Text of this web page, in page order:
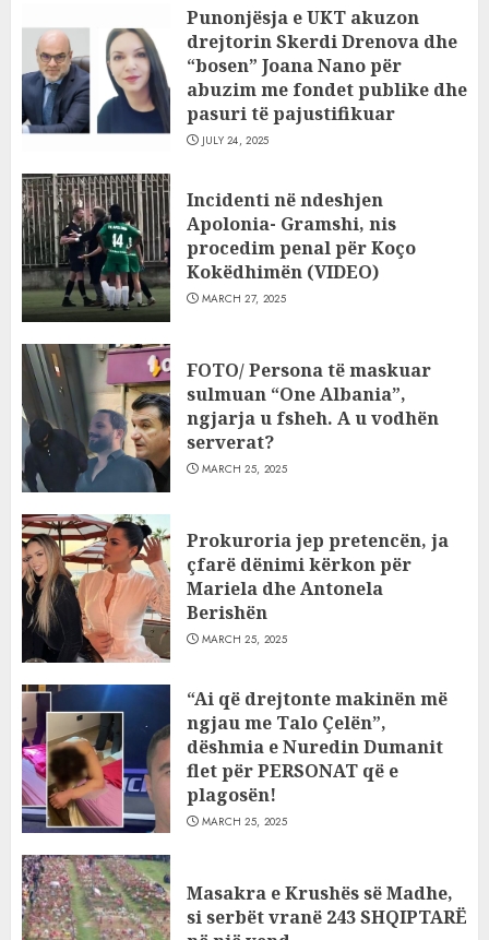
Punonjësja e UKT akuzon
drejtorin Skerdi Drenova dhe
“bosen” Joana Nano për
abuzim me fondet publike dhe
pasuri të pajustifikuar
JULY 24, 2025
Incidenti në ndeshjen
Apolonia- Gramshi, nis
procedim penal për Koço
Kokëdhimën (VIDEO)
MARCH 27, 2025
FOTO/ Persona të maskuar
sulmuan “One Albania”,
ngjarja u fsheh. A u vodhën
serverat?
MARCH 25, 2025
Prokuroria jep pretencën, ja
çfarë dënimi kërkon për
Mariela dhe Antonela
Berishën
MARCH 25, 2025
“Ai që drejtonte makinën më
ngjau me Talo Çelën”,
dëshmia e Nuredin Dumanit
flet për PERSONAT që e
plagosën!
MARCH 25, 2025
Masakra e Krushës së Madhe,
si serbët vranë 243 SHQIPTARË